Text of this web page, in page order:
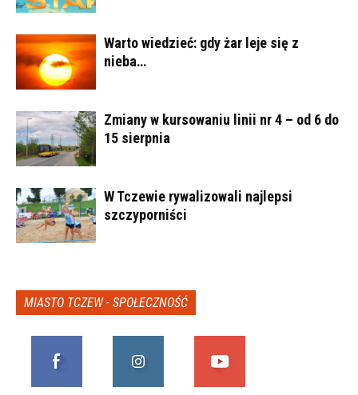
Warto wiedzieć: gdy żar leje się z
nieba…
Zmiany w kursowaniu linii nr 4 – od 6 do
15 sierpnia
W Tczewie rywalizowali najlepsi
szczyporniści
MIASTO TCZEW - SPOŁECZNOŚĆ